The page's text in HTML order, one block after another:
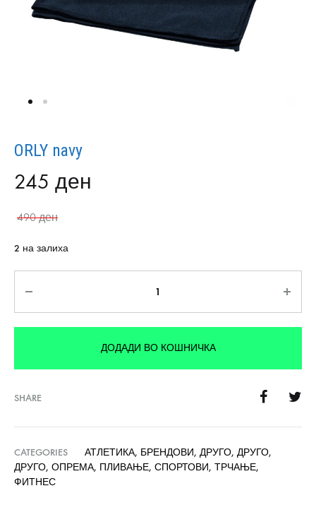
ORLY navy
245 ден
490ден
2 на залиха
ДОДАДИ ВО КОШНИЧКА
SHARE
CATEGORIES АТЛЕТИКА, БРЕНДОВИ, ДРУГО, ДРУГО,
ДРУГО, ОПРЕМА, ПЛИВАЊЕ, СПОРТОВИ, ТРЧАЊЕ,
ФИТНЕС